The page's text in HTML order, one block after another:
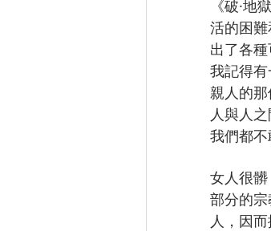
《破·
活的困
出了各
我記得
親人的
人與人
我們都不
女人很髒
部分的
人，因